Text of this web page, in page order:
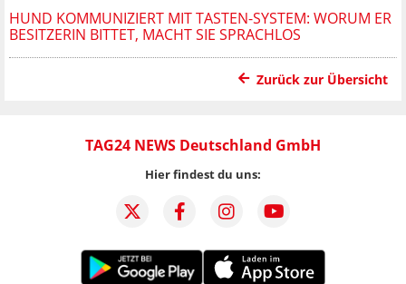
HUND KOMMUNIZIERT MIT TASTEN-SYSTEM: WORUM ER
BESITZERIN BITTET, MACHT SIE SPRACHLOS
Zurück zur Übersicht
TAG24 NEWS Deutschland GmbH
Hier findest du uns: